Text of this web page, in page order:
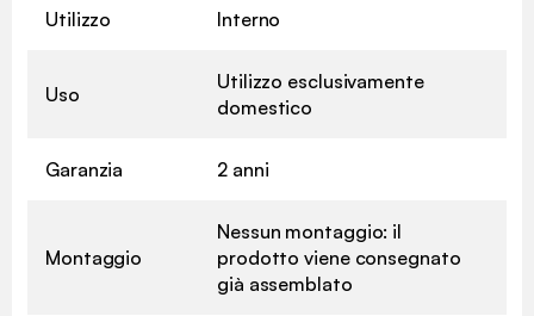
Utilizzo Interno
Uso
Utilizzo esclusivamente
domestico
Garanzia 2 anni
Montaggio
Nessun montaggio: il
prodotto viene consegnato
già assemblato